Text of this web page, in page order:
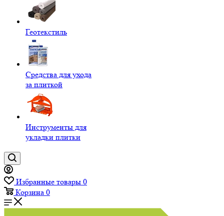
Геотекстиль
Средства для ухода
за плиткой
Инструменты для
укладки плитки
Избранные товары 0
Корзина 0